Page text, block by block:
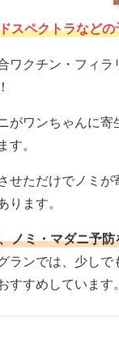
スペクトラなど
ワクチン・フィ
がワンちゃんに寄
す。
せただけでノミ
ります。
ノミ・マダニ予防
ランでは、少し
すすめしています。